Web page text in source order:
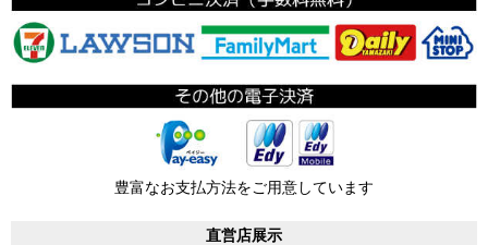
豊富なお支払方法をご用意しています
直営店展示